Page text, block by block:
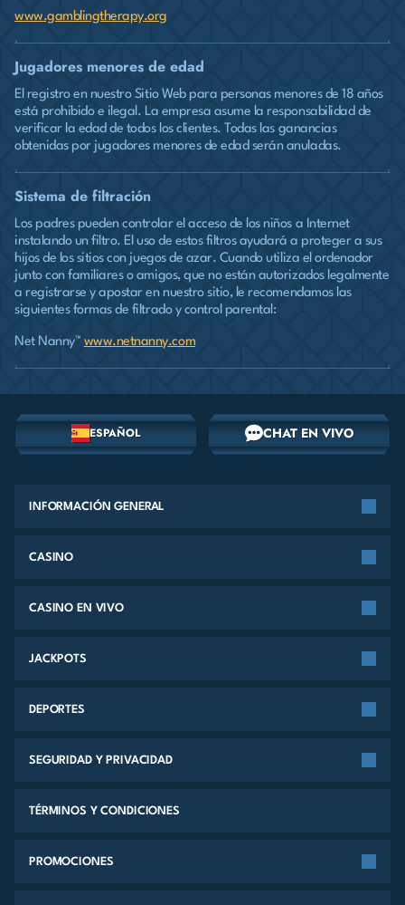
www.gamblingtherapy.org
Jugadores menores de edad
El registro en nuestro Sitio Web para personas menores de 18 años
está prohibido e ilegal. La empresa asume la responsabilidad de
verificar la edad de todos los clientes. Todas las ganancias
obtenidas por jugadores menores de edad serán anuladas.
Sistema de filtración
Los padres pueden controlar el acceso de los niños a Internet
instalando un filtro. El uso de estos filtros ayudará a proteger a sus
hijos de los sitios con juegos de azar. Cuando utiliza el ordenador
junto con familiares o amigos, que no están autorizados legalmente
a registrarse y apostar en nuestro sitio, le recomendamos las
siguientes formas de filtrado y control parental:
Net Nanny™ www.netnanny.com
ESPAÑOL CHAT EN VIVO
INFORMACIÓN GENERAL
CASINO
CASINO EN VIVO
JACKPOTS
DEPORTES
SEGURIDAD Y PRIVACIDAD
TÉRMINOS Y CONDICIONES
PROMOCIONES